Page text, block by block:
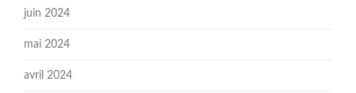
juin 2024
mai 2024
avril 2024